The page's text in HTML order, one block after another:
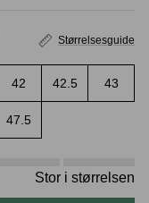
Størrelsesguide
42 42.5 43
47.5
Stor i størrelsen